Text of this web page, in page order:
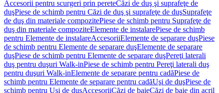
Accesorii pentru scurgeri prin pereteCăzi de duş şi suprafeţe de
duşPiese de schimb pentru Căzi de duş şi suprafeţe de duşSuprafeţe
de duş din materiale compozitePiese de schimb pentru Suprafeţe de
duş din materiale compoziteElemente de instalarePiese de schimb
pentru Elemente de instalareAccesoriiElemente de separare duşPiese
de schimb pentru Elemente de separare duşElemente de separare
duşPiese de schimb pentru Elemente de separare duşPereţi laterali
duş pentru duşuri Walk-inPiese de schimb pentru Pereţi laterali duş
pentru duşuri Walk-inElemente de separare pentru cadăPiese de
schimb pentru Elemente de separare pentru cadăUşi de duşPiese de
schimb pentru Uşi de duşAccesoriiCăzi de baieCăzi de baie din acril